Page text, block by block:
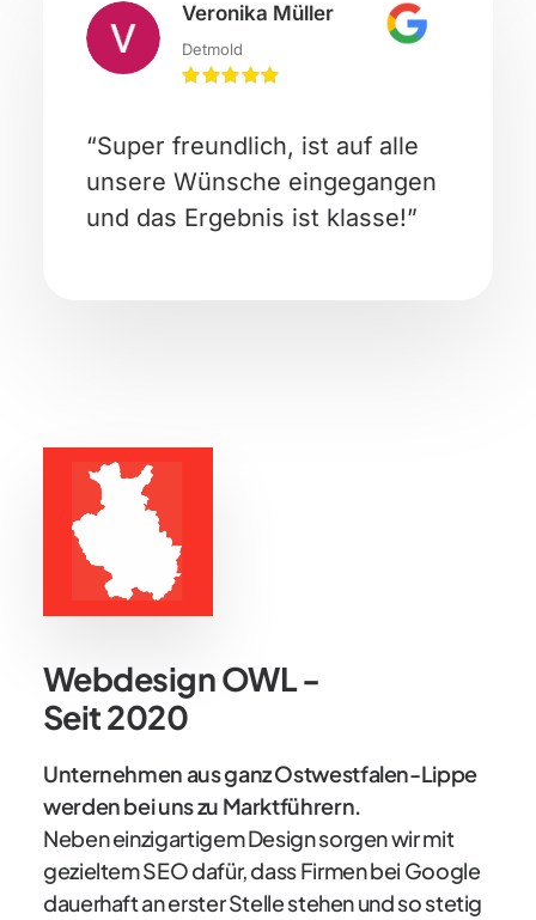
Veronika Müller
Detmold
“Super freundlich, ist auf alle
unsere Wünsche eingegangen
und das Ergebnis ist klasse!”
Webdesign OWL -
Seit 2020
Unternehmen aus ganz Ostwestfalen-Lippe
werden bei uns zu Marktführern.
Neben einzigartigem Design sorgen wir mit
gezieltem SEO dafür, dass Firmen bei Google
dauerhaft an erster Stelle stehen und so stetig